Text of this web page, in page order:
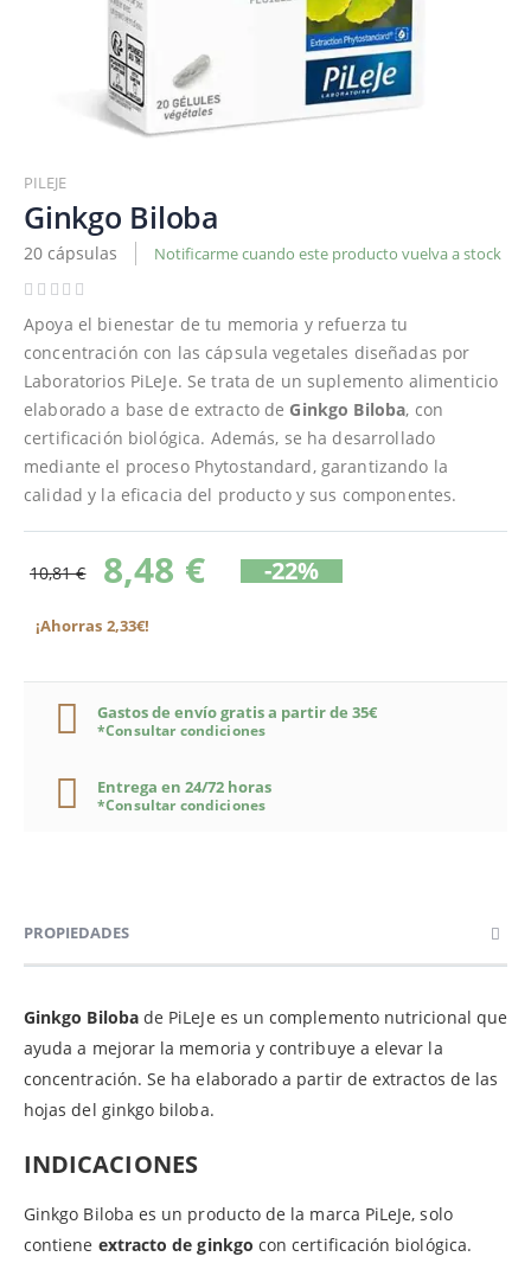
al
comienzo
de
la
galería
imágenes
PILEJE
Ginkgo Biloba
20 cápsulas Notificarme cuando este producto vuelva a stock
Apoya el bienestar de tu memoria y refuerza tu
concentración con las cápsula vegetales diseñadas por
Laboratorios PiLeJe. Se trata de un suplemento alimenticio
elaborado a base de extracto de Ginkgo Biloba, con
certificación biológica. Además, se ha desarrollado
mediante el proceso Phytostandard, garantizando la
calidad y la eficacia del producto y sus componentes.
10,81 € 8,48 € -22%
¡Ahorras 2,33€!
Gastos de envío gratis a partir de 35€
*Consultar condiciones
Entrega en 24/72 horas
*Consultar condiciones
PROPIEDADES
Ginkgo Biloba de PiLeJe es un complemento nutricional que
ayuda a mejorar la memoria y contribuye a elevar la
concentración. Se ha elaborado a partir de extractos de las
hojas del ginkgo biloba.
INDICACIONES
Ginkgo Biloba es un producto de la marca PiLeJe, solo
contiene extracto de ginkgo con certificación biológica.